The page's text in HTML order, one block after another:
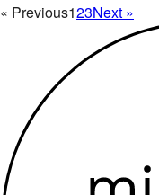
« Previous123Next »